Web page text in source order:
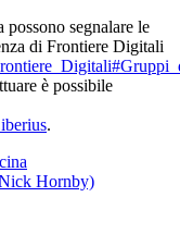
possono segnalare le
di Frontiere Digitali
è possibile
.
Hornby)